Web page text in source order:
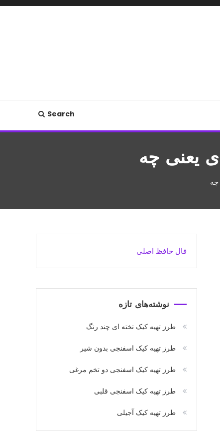
Search
یعنی چه
چه
فال حافظ اصلی
نوشته‌های تازه
طرز تهیه کیک تخته ای چند رنگ
طرز تهیه کیک اسفنجی بدون شیر
طرز تهیه کیک اسفنجی دو تخم مرغی
طرز تهیه کیک اسفنجی قلبی
طرز تهیه کیک آجیلی